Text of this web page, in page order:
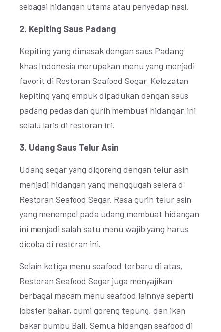
sebagai hidangan utama atau penyedap nasi.
2. Kepiting Saus Padang
Kepiting yang dimasak dengan saus Padang
khas Indonesia merupakan menu yang menjadi
favorit di Restoran Seafood Segar. Kelezatan
kepiting yang empuk dipadukan dengan saus
padang pedas dan gurih membuat hidangan ini
selalu laris di restoran ini.
3. Udang Saus Telur Asin
Udang segar yang digoreng dengan telur asin
menjadi hidangan yang menggugah selera di
Restoran Seafood Segar. Rasa gurih telur asin
yang menempel pada udang membuat hidangan
ini menjadi salah satu menu wajib yang harus
dicoba di restoran ini.
Selain ketiga menu seafood terbaru di atas,
Restoran Seafood Segar juga menyajikan
berbagai macam menu seafood lainnya seperti
lobster bakar, cumi goreng tepung, dan ikan
bakar bumbu Bali. Semua hidangan seafood di